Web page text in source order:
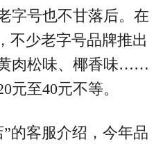
字号也不甘落后。在
不少老字号品牌推出
肉松味、椰香味……
元至40元不等。
的客服介绍，今年品